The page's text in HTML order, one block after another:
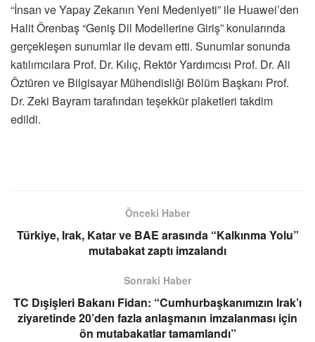
“İnsan ve Yapay Zekanın Yeni Medeniyeti” ile Huawei’den
Halit Örenbaş “Geniş Dil Modellerine Giriş” konularında
gerçekleşen sunumlar ile devam etti. Sunumlar sonunda
katılımcılara Prof. Dr. Kılıç, Rektör Yardımcısı Prof. Dr. Ali
Öztüren ve Bilgisayar Mühendisliği Bölüm Başkanı Prof.
Dr. Zeki Bayram tarafından teşekkür plaketleri takdim
edildi.
Önceki Haber
Türkiye, Irak, Katar ve BAE arasında “Kalkınma Yolu”
mutabakat zaptı imzalandı
Sonraki Haber
TC Dışişleri Bakanı Fidan: “Cumhurbaşkanımızın Irak’ı
ziyaretinde 20’den fazla anlaşmanın imzalanması için
ön mutabakatlar tamamlandı”